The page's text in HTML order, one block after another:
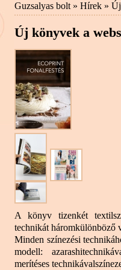
Guzsalyas bolt » Hírek »
Új könyvek a
A könyv tizenkét
technikát háromkülönböző
Minden színezési
modell:
merítéses